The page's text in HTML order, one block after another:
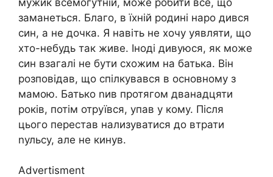
заманеться. Благо, в їхній родині наро дився
син, а не дочка. Я навіть не хочу уявляти, що
хто-небудь так живе. Іноді дивуюся, як може
син взагалі не бути схожим на батька. Він
розповідав, що спілкувався в основному з
мамою. Батько nив протягом дванадцяти
років, потім отруївся, упав у кому. Після
цього перестав нализуватися до втрати
nульсу, але не кинув.
Advertisment